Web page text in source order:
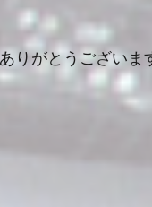
りがとうございま